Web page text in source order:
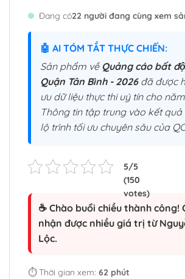
Đang có22 người đang cùng xem
🤖 AI TÓM TẮT THỰC CHIẾN:
Sản phẩm về Quảng cáo bất
Quận Tân Bình - 2026đã được
ưu dữ liệu thực thi uý tín cho
Thông tin tập trung vào kết quả
lộ trình tối ưu chuyên sâu của
☕ Chào buổi chiều thành công!
nhận được nhiều giá trị từ
Lộc.
⏱️ Thời gian xem: 62 phút